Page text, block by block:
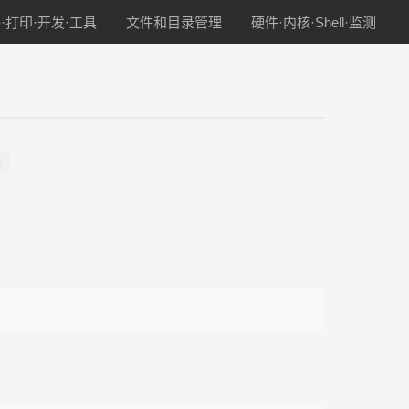
打印·开发·工具 文件和目录管理 硬件·内核·Shell·监测